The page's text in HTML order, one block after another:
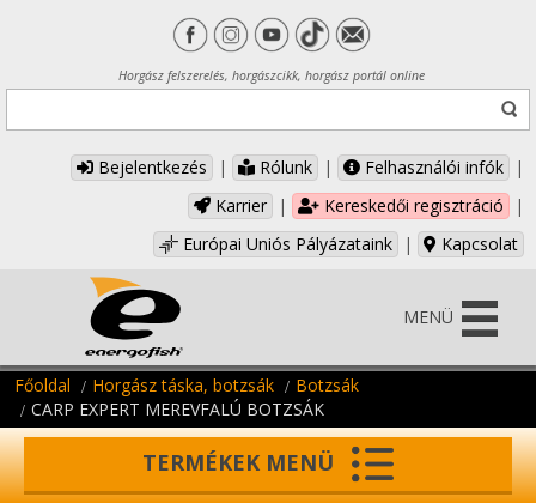
Horgász felszerelés, horgászcikk, horgász portál online
Bejelentkezés | Rólunk | Felhasználói infók
|
Karrier
| Kereskedői regisztráció
|
Európai Uniós Pályázataink
| Kapcsolat
MENÜ
Főoldal Horgász táska, botzsák
Botzsák
CARP EXPERT MEREVFALÚ BOTZSÁK
TERMÉKEK MENÜ